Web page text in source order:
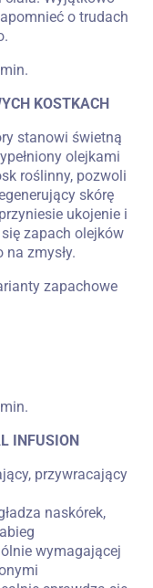
o trudach
KOSTKACH
stanowi świetną
olejkami
roślinny, pozwoli
skórę
ukojenie i
zapach olejków
zmysły.
zapachowe
INFUSION
przywracający
naskórek,
wymagającej